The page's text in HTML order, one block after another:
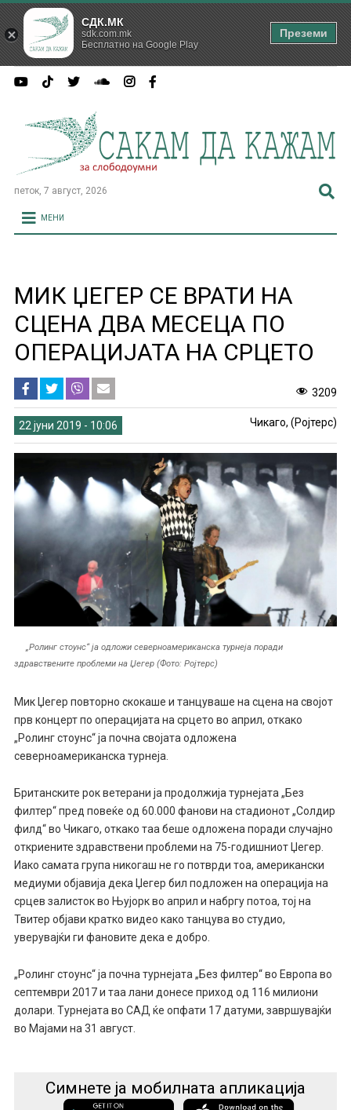
петок, 7 август, 2026
МЕНИ
МИК ЏЕГЕР СЕ ВРАТИ НА
СЦЕНА ДВА МЕСЕЦА ПО
ОПЕРАЦИЈАТА НА СРЦЕТО
3209
22 јуни 2019 - 10:06 Чикаго, (Ројтерс)
„Ролинг стоунс“ ја одложи северноамериканска турнеја поради
здравствените проблеми на Џегер (Фото: Ројтерс)
Мик Џегер повторно скокаше и танцуваше на сцена на својот
прв концерт по операцијата на срцето во април, откако
„Ролинг стоунс“ ја почна својата одложена
северноамериканска турнеја.
Британските рок ветерани ја продолжија турнејата „Без
филтер“ пред повеќе од 60.000 фанови на стадионот „Солдир
филд“ во Чикаго, откако таа беше одложена поради случајно
откриените здравствени проблеми на 75-годишниот Џегер.
Иако самата група никогаш не го потврди тоа, американски
медиуми објавија дека Џегер бил подложен на операција на
срцев залисток во Њујорк во април и набргу потоа, тој на
Твитер објави кратко видео како танцува во студио,
уверувајќи ги фановите дека е добро.
„Ролинг стоунс“ ја почна турнејата „Без филтер“ во Европа во
септември 2017 и таа лани донесе приход од 116 милиони
долари. Турнејата во САД ќе опфати 17 датуми, завршувајќи
во Мајами на 31 август.
Симнете ја мобилната апликација
СДК.МК
sdk.com.mk
Бесплатно на Google Play
Преземи